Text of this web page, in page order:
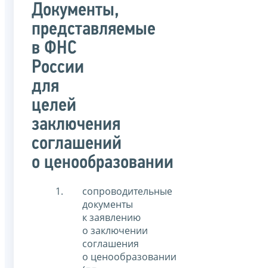
Документы,
представляемые
в ФНС
России
для
целей
заключения
соглашений
о ценообразовании
сопроводительные
документы
к заявлению
о заключении
соглашения
о ценообразовании